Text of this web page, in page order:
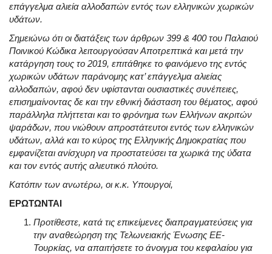
επάγγελμα αλιεία αλλοδαπών εντός των ελληνικών χωρικών
υδάτων.
Σημειώνω ότι οι διατάξεις των άρθρων 399 & 400 του Παλαιού
Ποινικού Κώδικα λειτουργούσαν Αποτρεπτικά και μετά την
κατάργηση τους το 2019, επιτάθηκε το φαινόμενο της εντός
χωρικών υδάτων παράνομης κατ’ επάγγελμα αλιείας
αλλοδαπών, αφού δεν υφίστανται ουσιαστικές συνέπειες,
επισημαίνοντας δε και την εθνική διάσταση του θέματος, αφού
παράλληλα πλήττεται και το φρόνημα των Ελλήνων ακριτών
ψαράδων, που νιώθουν απροστάτευτοι εντός των ελληνικών
υδάτων, αλλά και το κύρος της Ελληνικής Δημοκρατίας που
εμφανίζεται ανίσχυρη να προστατεύσει τα χωρικά της ύδατα
και τον εντός αυτής αλιευτικό πλούτο.
Κατόπιν των ανωτέρω, οι κ.κ. Υπουργοί,
ΕΡΩΤΩΝΤΑΙ
Προτίθεστε, κατά τις επικείμενες διαπραγματεύσεις για
την αναθεώρηση της Τελωνειακής Ένωσης ΕΕ-
Τουρκίας, να απαιτήσετε το άνοιγμα του κεφαλαίου για